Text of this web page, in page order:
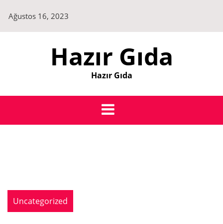
content
Ağustos 16, 2023
Hazır Gıda
Hazır Gıda
Uncategorized